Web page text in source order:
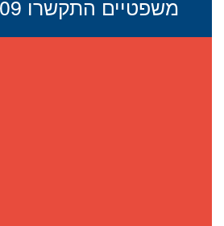
משפטיים התקשרו 0522508109